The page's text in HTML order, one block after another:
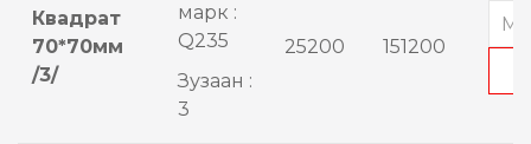
Квадрат
70*70мм
/3/
марк :
Q235
Зузаан :
3
25200 151200